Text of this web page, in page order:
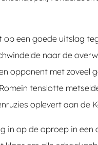
op een goede uitslag
naar de
opponent met
tenslotte
oplevert aan de
op de oproep in een